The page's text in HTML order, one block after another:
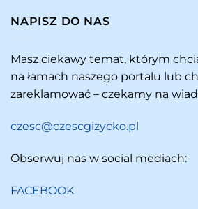
NAPISZ DO NAS
Masz ciekawy temat, którym
na łamach naszego portalu lub
zareklamować – czekamy na
czesc@czescgizycko.pl
Obserwuj nas w social mediach:
FACEBOOK